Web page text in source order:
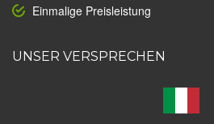
Einmalige Preisleistung
UNSER VERSPRECHEN